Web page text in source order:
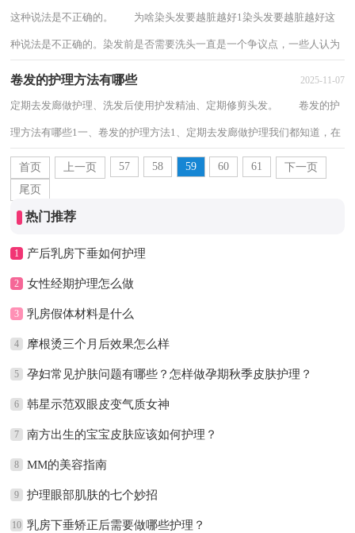
这种说法是不正确的。 为啥染头发要越脏越好1染头发要越脏越好这
种说法是不正确的。染发前是否需要洗头一直是一个争议点，一些人认为
染发前不应该洗头，这样能够更好的上色，...
卷发的护理方法有哪些 2025-11-07
定期去发廊做护理、洗发后使用护发精油、定期修剪头发。 卷发的护
理方法有哪些1一、卷发的护理方法1、定期去发廊做护理我们都知道，在
烫完头发之后，其实我们的头发多多少少...
首页 上一页 57 58 59 60 61
下一页
尾页
热门推荐
1 产后乳房下垂如何护理
2 女性经期护理怎么做
3 乳房假体材料是什么
4 摩根烫三个月后效果怎么样
5 孕妇常见护肤问题有哪些？怎样做孕期秋季皮肤护理？
6 韩星示范双眼皮变气质女神
7 南方出生的宝宝皮肤应该如何护理？
8 MM的美容指南
9 护理眼部肌肤的七个妙招
10 乳房下垂矫正后需要做哪些护理？